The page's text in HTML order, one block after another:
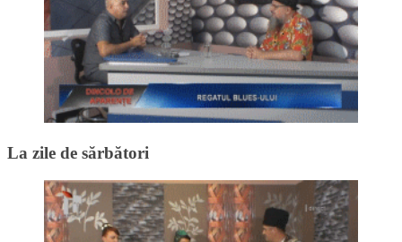
La zile de sărbători